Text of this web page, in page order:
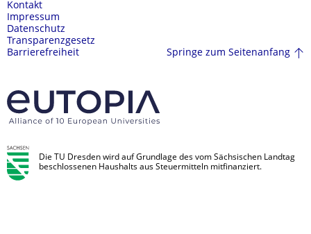
Kontakt
Impressum
Datenschutz
Transparenzgesetz
Barrierefreiheit
Springe zum Seitenanfang
Die TU Dresden wird auf Grundlage des vom Sächsischen Landtag
beschlossenen Haushalts aus Steuermitteln mitfinanziert.